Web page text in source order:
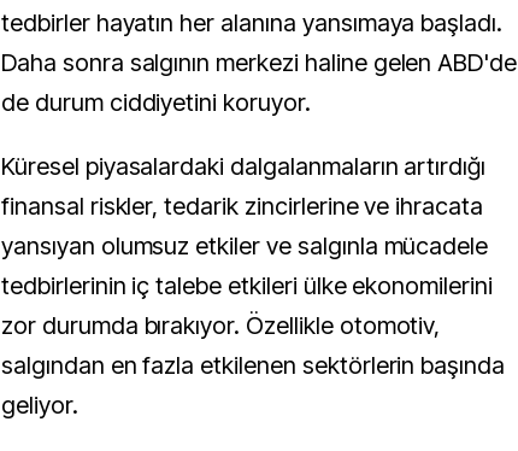
tedbirler hayatın her alanına yansımaya başladı.
Daha sonra salgının merkezi haline gelen ABD'de
de durum ciddiyetini koruyor.
Küresel piyasalardaki dalgalanmaların artırdığı
finansal riskler, tedarik zincirlerine ve ihracata
yansıyan olumsuz etkiler ve salgınla mücadele
tedbirlerinin iç talebe etkileri ülke ekonomilerini
zor durumda bırakıyor. Özellikle otomotiv,
salgından en fazla etkilenen sektörlerin başında
geliyor.